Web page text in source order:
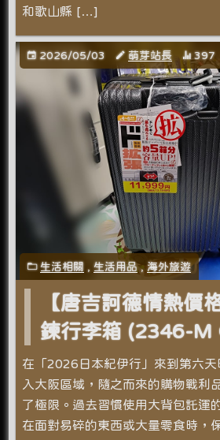
和歌山縣 […]
2026/05/03 萌芽站長 397
生活相關 ,生活用品, 海外旅遊
【唐吉訶德情熱價
鍊行李箱 (2346-M
在「2026日本紀伊行」來到第六天
入大阪區域，隨之而來的購物戰利
了極限。過去習慣使用大背包託運
在面對易碎的東西或大量零食時